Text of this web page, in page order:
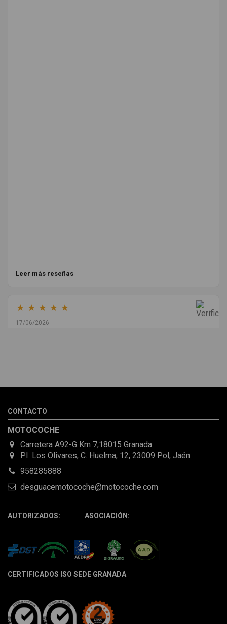
Leer más reseñas
★ ★ ★ ★ ★
17/06/2026
la pieza llegó correcta y bien embalada, además de llegarme 2
CONTACTO
MOTOCOCHE
Carretera A92-G Km 7,18015 Granada
P.I. Los Olivares, C. Huelma, 12, 23009 Pol, Jaén
958285888
desguacemotocoche@motocoche.com
AUTORIZADOS: ASOCIACIÓN:
CERTIFICADOS ISO SEDE GRANADA